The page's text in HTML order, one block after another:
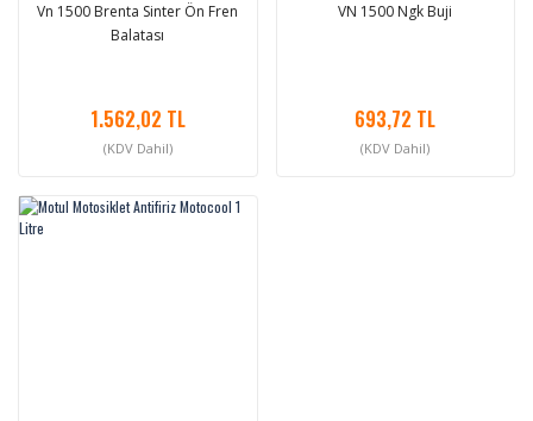
Vn 1500 Brenta Sinter Ön Fren
Balatası
1.562,02 TL
(KDV Dahil)
VN 1500 Ngk Buji
693,72 TL
(KDV Dahil)